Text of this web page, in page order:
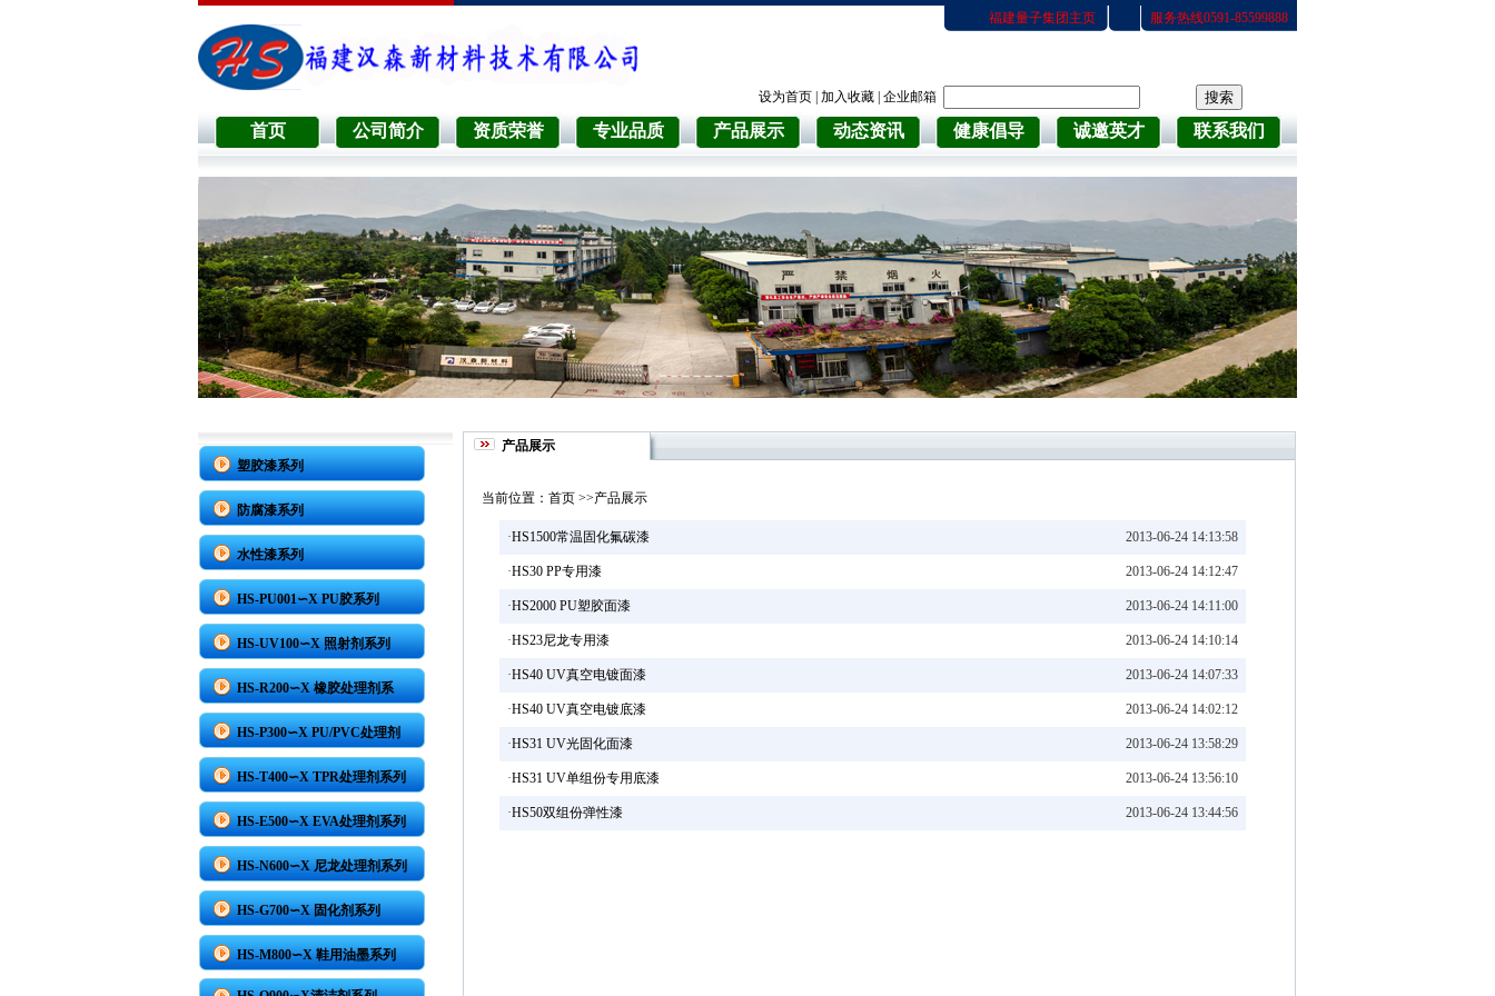
福建量子集团主页 服务热线0591-85599888
设为首页 加入收藏 企业邮箱
首页 公司简介 资质荣誉 专业品质 产品展示 动态资讯 健康倡导 诚邀英才 联系我们
塑胶漆系列
防腐漆系列
水性漆系列
HS-PU001∽X PU胶系列
HS-UV100∽X 照射剂系列
HS-R200∽X 橡胶处理剂系
HS-P300∽X PU/PVC处理剂
HS-T400∽X TPR处理剂系列
HS-E500∽X EVA处理剂系列
HS-N600∽X 尼龙处理剂系列
HS-G700∽X 固化剂系列
HS-M800∽X 鞋用油墨系列
产品展示
当前位置： 首页>>产品展示
·HS1500常温固化氟碳漆 2013-06-24 14:13:58
·HS30 PP专用漆 2013-06-24 14:12:47
·HS2000 PU塑胶面漆 2013-06-24 14:11:00
·HS23尼龙专用漆 2013-06-24 14:10:14
·HS40 UV真空电镀面漆 2013-06-24 14:07:33
·HS40 UV真空电镀底漆 2013-06-24 14:02:12
·HS31 UV光固化面漆 2013-06-24 13:58:29
·HS31 UV单组份专用底漆 2013-06-24 13:56:10
·HS50双组份弹性漆 2013-06-24 13:44:56